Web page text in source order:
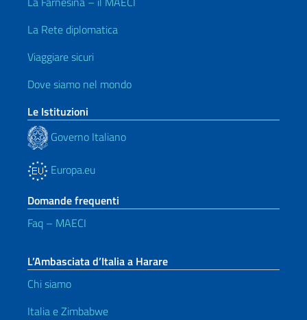
La Rete diplomatica
Viaggiare sicuri
Dove siamo nel mondo
Le Istituzioni
Governo Italiano
Europa.eu
Domande frequenti
Faq – MAECI
L’Ambasciata d’Italia a Harare
Chi siamo
Italia e Zimbabwe